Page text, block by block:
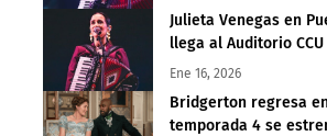
Julieta Venegas en
llega al Auditorio
Ene 16, 2026
Bridgerton regresa
temporada 4 se